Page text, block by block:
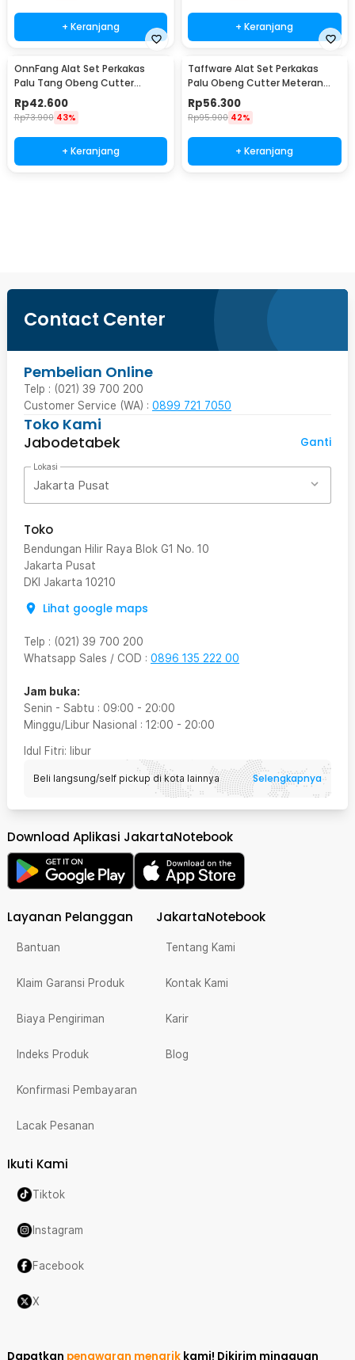
+ Keranjang + Keranjang
OnnFang Alat Set Perkakas
Palu Tang Obeng Cutter
Meteran 8in1 - YL-8009A
Rp42.600
Rp73.900 43%
+ Keranjang
Taffware Alat Set Perkakas
Palu Obeng Cutter Meteran
8in1
Rp56.300
Rp95.900 42%
+ Keranjang
Contact Center
Pembelian Online
Telp : (021) 39 700 200
Customer Service (WA) : 0899 721 7050
Toko Kami
Jabodetabek
Ganti
Lokasi
Jakarta Pusat
Toko
Bendungan Hilir Raya Blok G1 No. 10
Jakarta Pusat
DKI Jakarta 10210
Lihat google maps
Telp : (021) 39 700 200
Whatsapp Sales / COD : 0896 135 222 00
Jam buka:
Senin - Sabtu : 09:00 - 20:00
Minggu/Libur Nasional : 12:00 - 20:00
Idul Fitri: libur
Beli langsung/self pickup di kota lainnya Selengkapnya
Download Aplikasi JakartaNotebook
Layanan Pelanggan
Bantuan
Klaim Garansi Produk
Biaya Pengiriman
Indeks Produk
Konfirmasi Pembayaran
Lacak Pesanan
JakartaNotebook
Tentang Kami
Kontak Kami
Karir
Blog
Ikuti Kami
Tiktok
Instagram
Facebook
X
Dapatkan penawaran menarik kami! Dikirim mingguan